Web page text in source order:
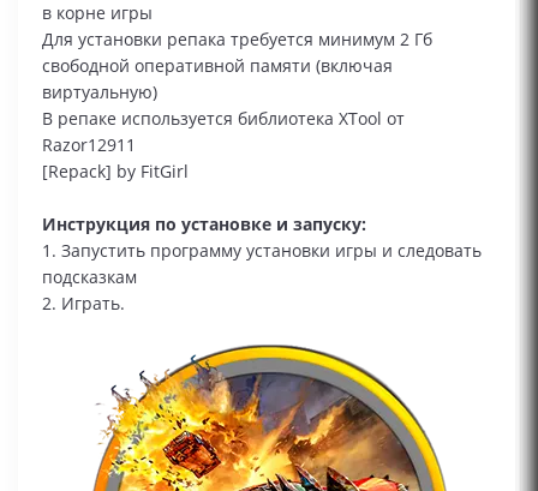
в корне игры
Для установки репака требуется минимум 2 Гб
свободной оперативной памяти (включая
виртуальную)
В репаке используется библиотека XTool от
Razor12911
[Repack] by FitGirl
Инструкция по установке и запуску:
1. Запустить программу установки игры и следовать
подсказкам
2. Играть.